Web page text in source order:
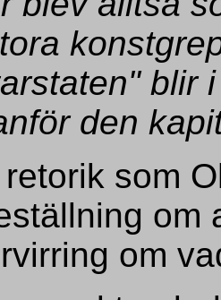
blir
den
som
om
om